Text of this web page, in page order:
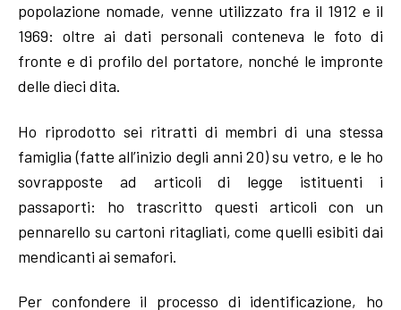
popolazione nomade, venne utilizzato fra il 1912 e il
1969: oltre ai dati personali conteneva le foto di
fronte e di profilo del portatore, nonché le impronte
delle dieci dita.
Ho riprodotto sei ritratti di membri di una stessa
famiglia (fatte all’inizio degli anni 20) su vetro, e le ho
sovrapposte ad articoli di legge istituenti i
passaporti: ho trascritto questi articoli con un
pennarello su cartoni ritagliati, come quelli esibiti dai
mendicanti ai semafori.
Per confondere il processo di identificazione, ho